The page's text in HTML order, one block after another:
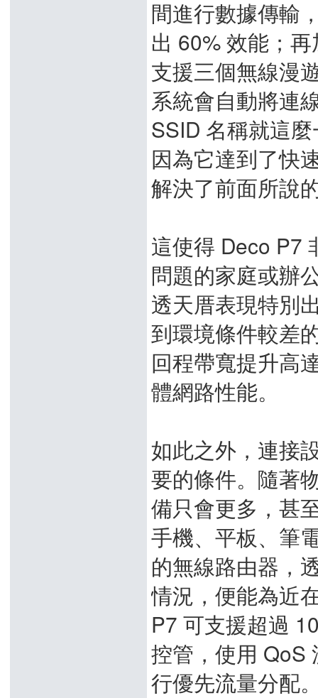
間進行數據傳輸
出 60% 效能；
支援三個無線漫
系統會自動將連
SSID 名稱就這
因為它達到了快
解決了前面所說
這使得 Deco P7
問題的家庭或辦
透天厝表現特別
到環境條件較差
回程帶寬提升高
體網路性能。
如此之外，連接
要的條件。隨著
備只會更多，甚
手機、平板、筆
的無線路由器，
情況，便能為近
P7 可支援超過
控管，使用 QoS
行優先流量分配